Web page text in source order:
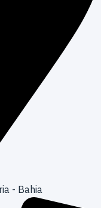
- Bahia